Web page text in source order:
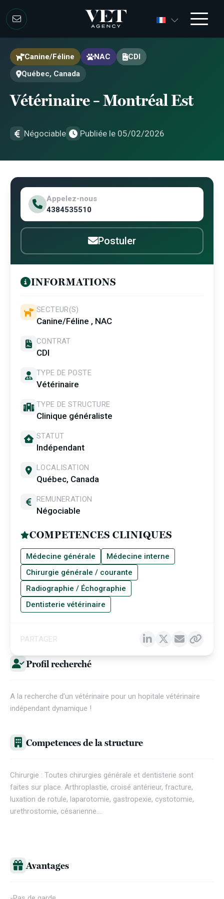
Canine/Féline NAC
CDI
Québec, Canada
Vétérinaire – Montréal Est
Négociable Publiée le 05/02/2026
Profil recherché
A la recherche d’un vétérinaire pour un hopitale vétérinaire
indépendant dynamique !
Competences de la structure
Chirurgie : Toutes chirurgies générale et dentisterie sont
faites sur place. Arthroplastie, croisé antérieur, fracture,
luxation de rotule, laparotomie, gastropexie, cystotomie,
urethrostomie, césarienne….
Avantages
Appelez-nous
4384535510
Postuler
INFORMATIONS
SECTEUR(S)
Canine/Féline , NAC
CONTRAT
CDI
TYPE DE POSTE
Vétérinaire
TYPE DE STRUCTURE
Clinique généraliste
STATUT
Indépendant
LOCALISATION
Québec, Canada
REMUNERATION
Négociable
COMPETENCES CLINIQUES
Médecine générale
Médecine interne
Chirurgie générale / courante
Radiographie / Échographie
Dentisterie vétérinaire
PARTAGER